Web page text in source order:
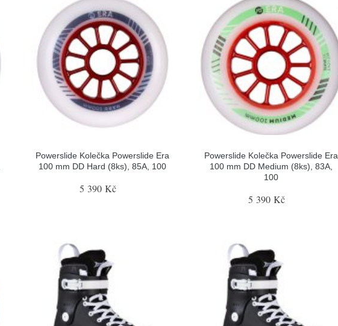
Powerslide Kolečka Powerslide Era
100 mm DD Hard (8ks), 85A, 100
5 390 Kč
Powerslide Kolečka Powerslide Era
100 mm DD Medium (8ks), 83A,
100
5 390 Kč